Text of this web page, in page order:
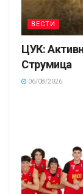
ВЕСТИ
ЦУК:
Струмица
06/08/2026